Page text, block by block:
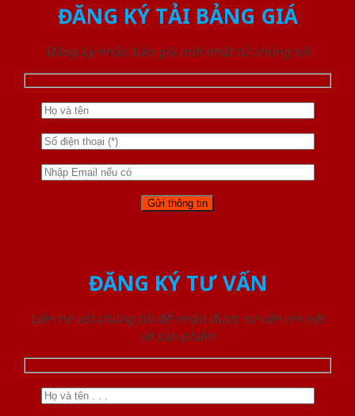
ĐĂNG KÝ TẢI BẢNG GIÁ
Đăng ký nhận báo giá mới nhất từ chúng tôi
ĐĂNG KÝ TƯ VẤN
Liên hệ với chúng tôi để nhận được tư vấn chi tiết
về sản phẩm